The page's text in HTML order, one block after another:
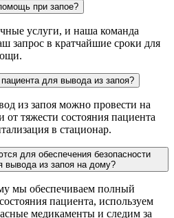
при запое?
услуги, и наша команда
запрос в кратчайшие сроки для
для вывода из запоя?
из запоя можно провести на
от тяжести состояния пациента
в стационар.
для обеспечения безопасности
вывода из запоя на дому?
мы обеспечиваем полный
пациента, используем
медикаменты и следим за